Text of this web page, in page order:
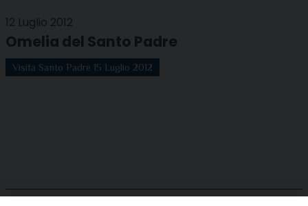
12 Luglio 2012
Omelia del Santo Padre
Visita Santo Padre 15 Luglio 2012